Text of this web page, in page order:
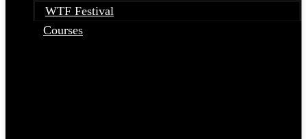
WTF Festival
Courses